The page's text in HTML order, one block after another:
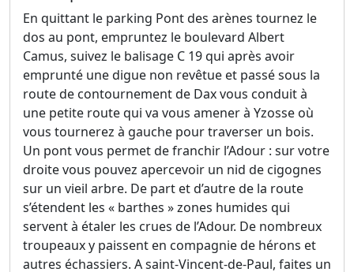
En quittant le parking Pont des arènes tournez le
dos au pont, empruntez le boulevard Albert
Camus, suivez le balisage C 19 qui après avoir
emprunté une digue non revêtue et passé sous la
route de contournement de Dax vous conduit à
une petite route qui va vous amener à Yzosse où
vous tournerez à gauche pour traverser un bois.
Un pont vous permet de franchir l’Adour : sur votre
droite vous pouvez apercevoir un nid de cigognes
sur un vieil arbre. De part et d’autre de la route
s’étendent les « barthes » zones humides qui
servent à étaler les crues de l’Adour. De nombreux
troupeaux y paissent en compagnie de hérons et
autres échassiers. A saint-Vincent-de-Paul, faites un